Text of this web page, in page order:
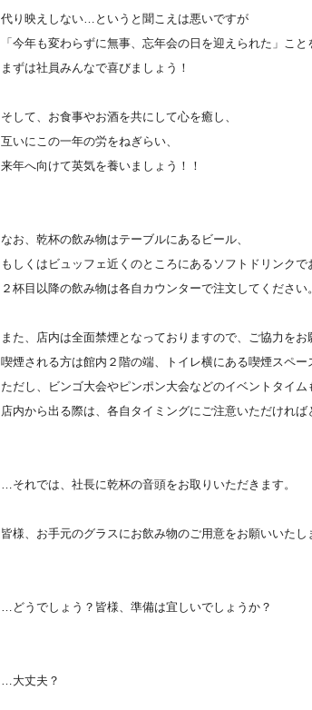
代り映えしない…というと聞こえは悪いですが
「今年も変わらずに無事、忘年会の日を迎えられた」こと
まずは社員みんなで喜びましょう！
そして、お食事やお酒を共にして心を癒し、
互いにこの一年の労をねぎらい、
来年へ向けて英気を養いましょう！！
なお、乾杯の飲み物はテーブルにあるビール、
もしくはビュッフェ近くのところにあるソフトドリンクで
２杯目以降の飲み物は各自カウンターで注文してください。
また、店内は全面禁煙となっておりますので、ご協力をお
喫煙される方は館内２階の端、トイレ横にある喫煙スペー
ただし、ビンゴ大会やピンポン大会などのイベントタイム
店内から出る際は、各自タイミングにご注意いただければ
…それでは、社長に乾杯の音頭をお取りいただきます。
皆様、お手元のグラスにお飲み物のご用意をお願いいたし
…どうでしょう？皆様、準備は宜しいでしょうか？
…大丈夫？